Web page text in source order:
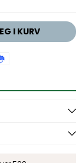
I KURV